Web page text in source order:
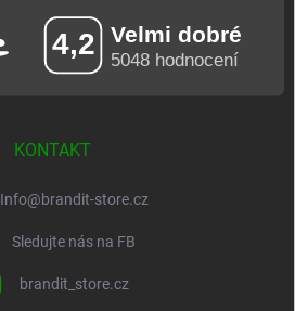
KONTAKT
Info@brandit-store.cz
Sledujte nás na FB
brandit_store.cz